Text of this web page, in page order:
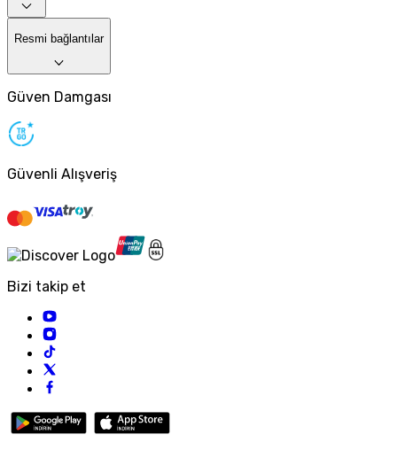
Resmi bağlantılar
Güven Damgası
Güvenli Alışveriş
Bizi takip et